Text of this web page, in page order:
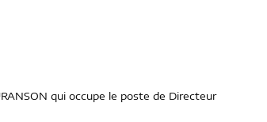
qui occupe le poste de Directeur